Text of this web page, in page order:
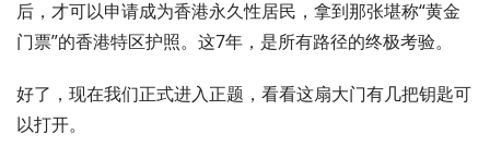
后，才可以申请成为香港永久性居民，拿到那张堪称“黄金
门票”的香港特区护照。这7年，是所有路径的终极考验。
好了，现在我们正式进入正题，看看这扇大门有几把钥匙可
以打开。